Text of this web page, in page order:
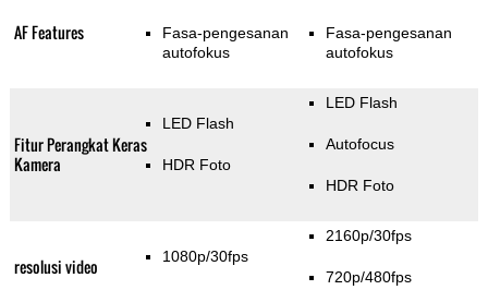
AF Features
Fasa-pengesanan
autofokus
Fasa-pengesanan
autofokus
Fitur Perangkat Keras
Kamera
LED Flash
HDR Foto
LED Flash
Autofocus
HDR Foto
resolusi video 1080p/30fps
2160p/30fps
720p/480fps